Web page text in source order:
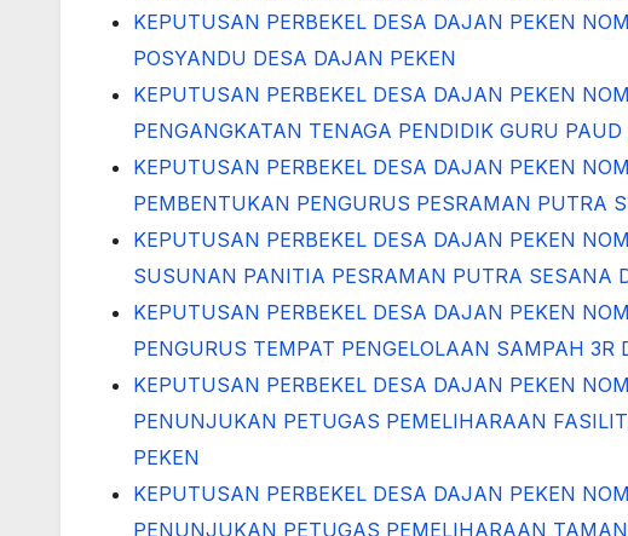
KEPUTUSAN PERBEKEL DESA DAJAN PEKEN
POSYANDU DESA DAJAN PEKEN
KEPUTUSAN PERBEKEL DESA DAJAN PEKEN
PENGANGKATAN TENAGA PENDIDIK GURU
KEPUTUSAN PERBEKEL DESA DAJAN PEKEN
PEMBENTUKAN PENGURUS PESRAMAN PUTRA
KEPUTUSAN PERBEKEL DESA DAJAN PEKEN
SUSUNAN PANITIA PESRAMAN PUTRA SESANA
KEPUTUSAN PERBEKEL DESA DAJAN PEKEN
PENGURUS TEMPAT PENGELOLAAN SAMPAH 3R
KEPUTUSAN PERBEKEL DESA DAJAN PEKEN
PENUNJUKAN PETUGAS PEMELIHARAAN
PEKEN
KEPUTUSAN PERBEKEL DESA DAJAN PEKEN
PENUNJUKAN PETUGAS PEMELIHARAAN